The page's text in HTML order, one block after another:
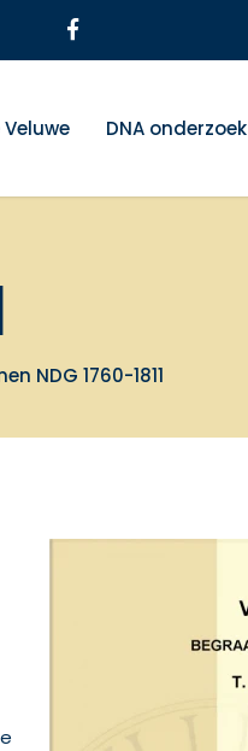
Veluwe DNA onderzoek
NDG 1760-1811